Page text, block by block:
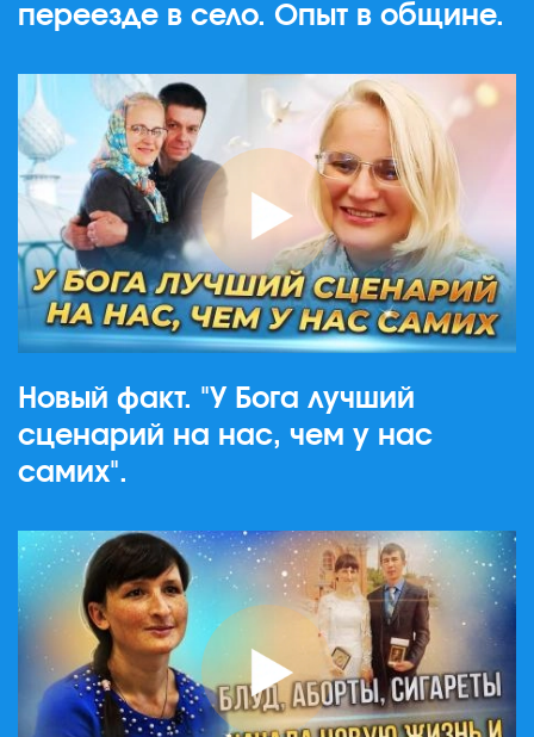
переезде в село. Опыт в общине.
Новый факт. "У Бога лучший
сценарий на нас, чем у нас
самих".